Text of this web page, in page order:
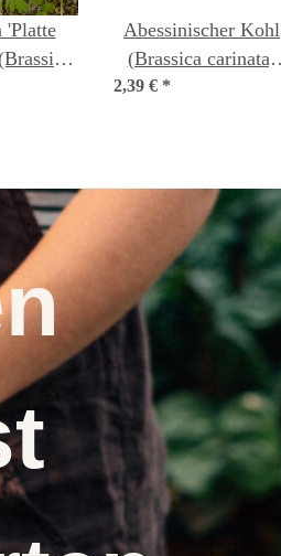
'Platte
var.
Abessinischer Kohl
(Brassica carinata)
2,39 € *